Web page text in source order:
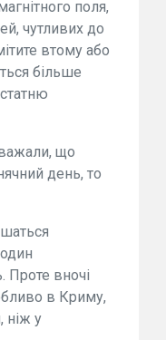
поля,
чутливих до
втому або
більше
що
день, то
Проте вночі
в Криму,
ніж у